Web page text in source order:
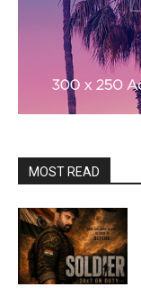
MOST READ